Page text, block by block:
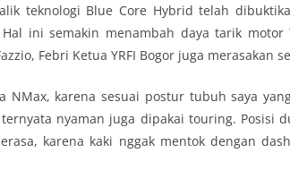
teknologi Blue Core Hybrid telah
ini semakin menambah daya tarik motor
Febri Ketua YRFI Bogor juga merasakan
NMax, karena sesuai postur tubuh saya
nyaman juga dipakai touring. Posisi
karena kaki nggak mentok dengan